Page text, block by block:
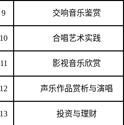
9 交响音乐鉴赏
10 合唱艺术实践
11 影视音乐欣赏
12 声乐作品赏析与演唱
13 投资与理财